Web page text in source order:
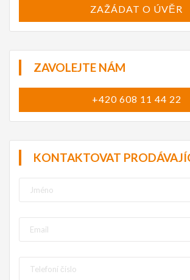
ZAŽÁDAT O ÚVĚR
ZAVOLEJTE NÁM
+420 608 11 44 22
KONTAKTOVAT